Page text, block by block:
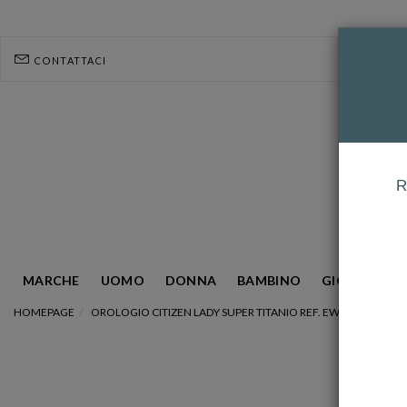
CONTATTACI
MARCHE UOMO DONNA BAMBINO GIOIELLERIA
HOMEPAGE OROLOGIO CITIZEN LADY SUPER TITANIO REF. EW2681-81L